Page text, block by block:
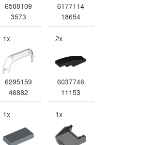
6508109
3573
6177114
18654
1x
6295159
46882
2x
6037746
11153
1x 1x